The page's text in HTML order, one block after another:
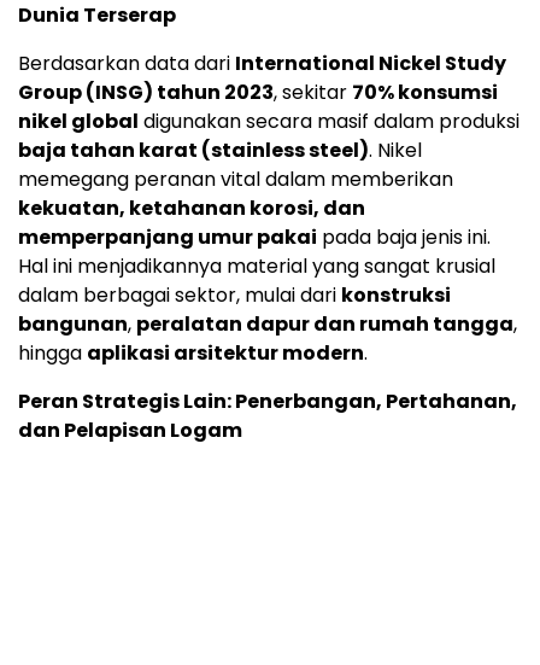
Dunia Terserap
Berdasarkan data dari International Nickel Study
Group (INSG) tahun 2023, sekitar 70% konsumsi
nikel global digunakan secara masif dalam produksi
baja tahan karat (stainless steel). Nikel
memegang peranan vital dalam memberikan
kekuatan, ketahanan korosi, dan
memperpanjang umur pakai pada baja jenis ini.
Hal ini menjadikannya material yang sangat krusial
dalam berbagai sektor, mulai dari konstruksi
bangunan, peralatan dapur dan rumah tangga,
hingga aplikasi arsitektur modern.
Peran Strategis Lain: Penerbangan, Pertahanan,
dan Pelapisan Logam